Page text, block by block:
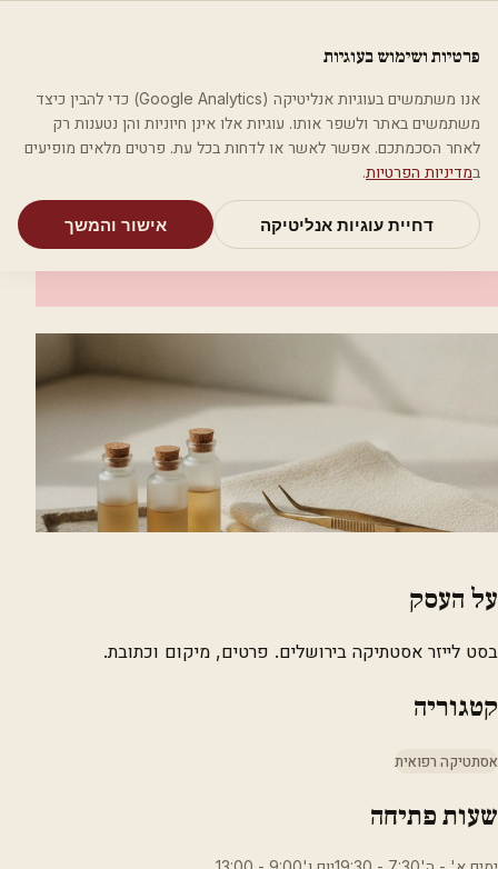
מאמריםקטגוריותחיפושאודות
בית קטגוריות אסתטיקה רפואית בסט לייזר אסטתיקה
אסתטיקה רפואית
בסט לייזר אסטתיקה
על העסק
בסט לייזר אסטתיקה בירושלים. פרטים, מיקום וכתובת.
קטגוריה
אסתטיקה רפואית
שעות פתיחה
פרטיות ושימוש בעוגיות
אנו משתמשים בעוגיות אנליטיקה (Google Analytics) כדי להבין כיצד
משתמשים באתר ולשפר אותו. עוגיות אלו אינן חיוניות והן נטענות רק
לאחר הסכמתכם. אפשר לאשר או לדחות בכל עת. פרטים מלאים מופיעים
במדיניות הפרטיות.
דחיית עוגיות אנליטיקה אישור והמשך